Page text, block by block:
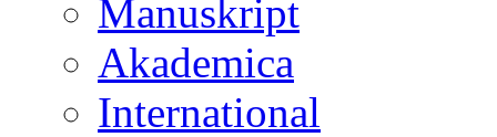
Manuskript
Akademica
International